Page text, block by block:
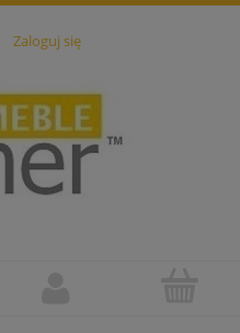
Zaloguj się